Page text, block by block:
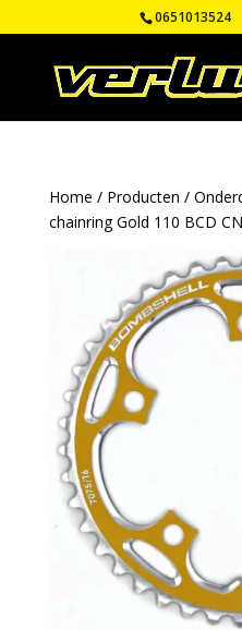
0651013524
Home / Producten /
chainring Gold 110 BCD